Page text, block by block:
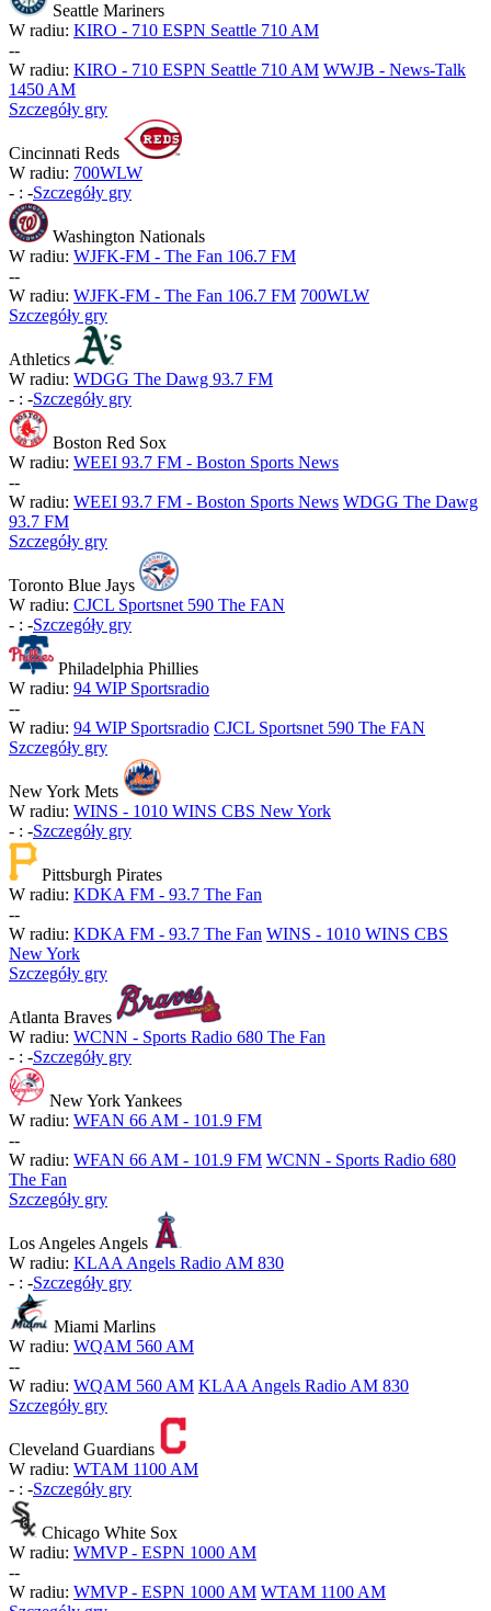
Seattle Mariners
W radiu: KIRO - 710 ESPN Seattle 710 AM
--
W radiu: KIRO - 710 ESPN Seattle 710 AM WWJB - News-Talk
1450 AM
Szczegóły gry
Cincinnati Reds
W radiu: 700WLW
- : -Szczegóły gry
Washington Nationals
W radiu: WJFK-FM - The Fan 106.7 FM
--
W radiu: WJFK-FM - The Fan 106.7 FM 700WLW
Szczegóły gry
Athletics
W radiu: WDGG The Dawg 93.7 FM
- : -Szczegóły gry
Boston Red Sox
W radiu: WEEI 93.7 FM - Boston Sports News
--
W radiu: WEEI 93.7 FM - Boston Sports News WDGG The Dawg
93.7 FM
Szczegóły gry
Toronto Blue Jays
W radiu: CJCL Sportsnet 590 The FAN
- : -Szczegóły gry
Philadelphia Phillies
W radiu: 94 WIP Sportsradio
--
W radiu: 94 WIP Sportsradio CJCL Sportsnet 590 The FAN
Szczegóły gry
New York Mets
W radiu: WINS - 1010 WINS CBS New York
- : -Szczegóły gry
Pittsburgh Pirates
W radiu: KDKA FM - 93.7 The Fan
--
W radiu: KDKA FM - 93.7 The Fan WINS - 1010 WINS CBS
New York
Szczegóły gry
Atlanta Braves
W radiu: WCNN - Sports Radio 680 The Fan
- : -Szczegóły gry
New York Yankees
W radiu: WFAN 66 AM - 101.9 FM
--
W radiu: WFAN 66 AM - 101.9 FM WCNN - Sports Radio 680
The Fan
Szczegóły gry
Los Angeles Angels
W radiu: KLAA Angels Radio AM 830
- : -Szczegóły gry
Miami Marlins
W radiu: WQAM 560 AM
--
W radiu: WQAM 560 AM KLAA Angels Radio AM 830
Szczegóły gry
Cleveland Guardians
W radiu: WTAM 1100 AM
- : -Szczegóły gry
Chicago White Sox
W radiu: WMVP - ESPN 1000 AM
--
W radiu: WMVP - ESPN 1000 AM WTAM 1100 AM